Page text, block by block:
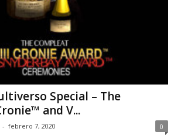
Special – The
and V...
- febrero 7, 2020 0